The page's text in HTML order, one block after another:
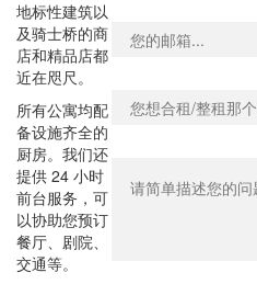
地标性建筑以
及骑士桥的商
店和精品店都
近在咫尺。
所有公寓均配
备设施齐全的
厨房。我们还
提供 24 小时
前台服务，可
以协助您预订
餐厅、剧院、
交通等。